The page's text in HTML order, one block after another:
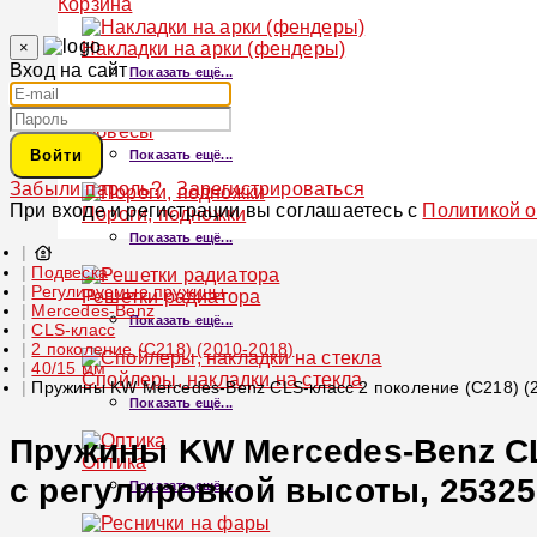
Накладки на арки (фендеры)
Показать ещё...
Обвесы
Показать ещё...
Пороги, подножки
Показать ещё...
Решетки радиатора
Показать ещё...
Спойлеры, накладки на стекла
Показать ещё...
Оптика
Показать ещё...
Корзина
×
Вход на сайт
Войти
Забыли пароль?
Зарегистрироваться
При входе и регистрации вы соглашаетесь с Политикой
Подвеска
Регулируемые пружины
Mercedes-Benz
CLS-класс
2 поколение (C218) (2010-2018)
40/15 мм
Пружины KW Mercedes-Benz CLS-класс 2 поколение (C218)
Пружины KW Mercedes-Benz
с регулировкой высоты,